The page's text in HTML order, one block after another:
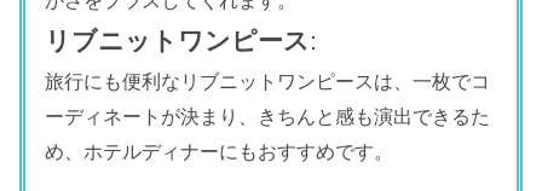
リブニットワンピース :
旅行にも便利なリブニットワンピースは、一枚でコ
ーディネートが決まり、きちんと感も演出できるた
め、ホテルディナーにもおすすめです。